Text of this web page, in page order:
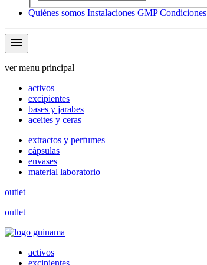
Quiénes somos Instalaciones GMP Condiciones
menu
ver menu principal
activos
excipientes
bases y jarabes
aceites y ceras
extractos y perfumes
cápsulas
envases
material laboratorio
outlet
outlet
activos
excipientes